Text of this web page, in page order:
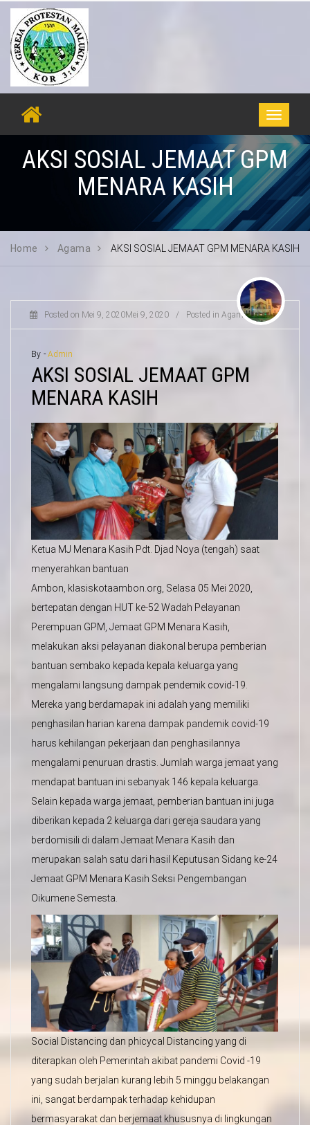
Toggle
AKSI SOSIAL JEMAAT GPM
MENARA KASIH
Home Agama AKSI SOSIAL JEMAAT GPM MENARA KASIH
Posted on Mei 9, 2020Mei 9, 2020 / Posted in Agama
By - Admin
AKSI SOSIAL JEMAAT GPM
MENARA KASIH
Ketua MJ Menara Kasih Pdt. Djad Noya (tengah) saat
menyerahkan bantuan
Ambon, klasiskotaambon.org, Selasa 05 Mei 2020,
bertepatan dengan HUT ke-52 Wadah Pelayanan
Perempuan GPM, Jemaat GPM Menara Kasih,
melakukan aksi pelayanan diakonal berupa pemberian
bantuan sembako kepada kepala keluarga yang
mengalami langsung dampak pendemik covid-19.
Mereka yang berdamapak ini adalah yang memiliki
penghasilan harian karena dampak pandemik covid-19
harus kehilangan pekerjaan dan penghasilannya
mengalami penuruan drastis. Jumlah warga jemaat yang
mendapat bantuan ini sebanyak 146 kepala keluarga.
Selain kepada warga jemaat, pemberian bantuan ini juga
diberikan kepada 2 keluarga dari gereja saudara yang
berdomisili di dalam Jemaat Menara Kasih dan
merupakan salah satu dari hasil Keputusan Sidang ke-24
Jemaat GPM Menara Kasih Seksi Pengembangan
Oikumene Semesta.
Social Distancing dan phicycal Distancing yang di
diterapkan oleh Pemerintah akibat pandemi Covid -19
yang sudah berjalan kurang lebih 5 minggu belakangan
ini, sangat berdampak terhadap kehidupan
bermasyarakat dan berjemaat khususnya di lingkungan